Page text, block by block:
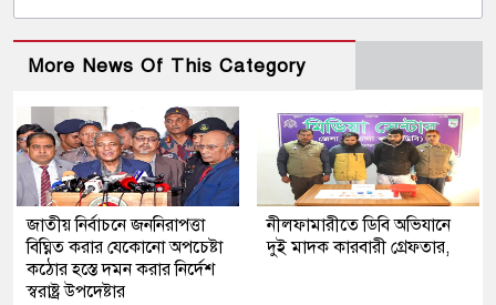
More News Of This Category
জাতীয় নির্বাচনে জননিরাপত্তা
বিঘ্নিত করার যেকোনো অপচেষ্টা
কঠোর হস্তে দমন করার নির্দেশ
স্বরাষ্ট্র উপদেষ্টার
নীলফামারীতে ডিবি অভিযানে
দুই মাদক কারবারী গ্রেফতার,